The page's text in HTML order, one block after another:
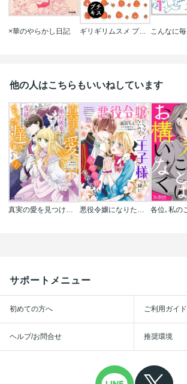
×華のやらかし日記 ギリギリムスメ プチキス
他の人はこちらもいいねしています
真実の愛を見つけたと言われて婚約破棄されたので､復縁を迫られても今さらもう遅いです!(コミック) 悪役令嬢になりたくないので､王子様と一緒に完璧令嬢を目指します!【単話売】
サポートメニュー
初めての方へ ご利用ガイド
ヘルプ/お問合せ 推奨環境